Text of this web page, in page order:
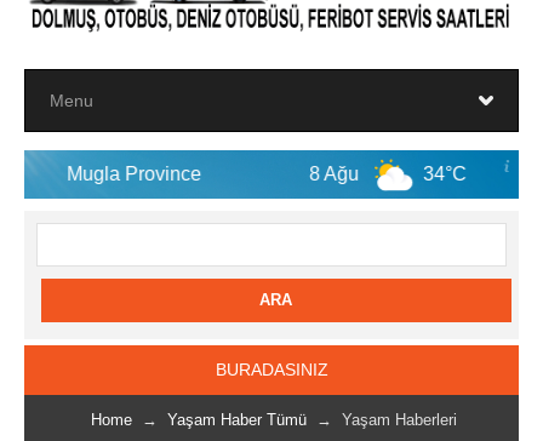
Province 34°C 9 Ağu
BURADASINIZ
Home→ Yaşam Haber Tümü→ Yaşam Haberleri